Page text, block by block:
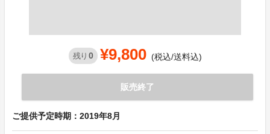
残り 0 ¥9,800 (税込/送料込)
販売終了
ご提供予定時期：2019年8月